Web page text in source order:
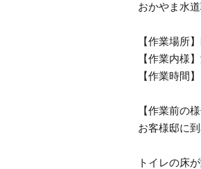
おかやま水
【作業場所
【作業内様
【作業時間
【作業前の様
お客様邸に
トイレの床